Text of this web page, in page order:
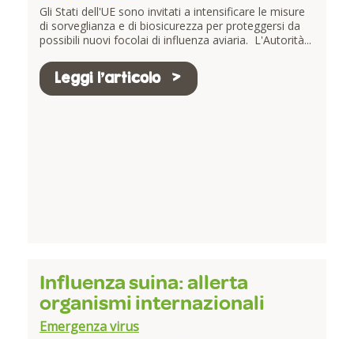
Gli Stati dell'UE sono invitati a intensificare le misure
di sorveglianza e di biosicurezza per proteggersi da
possibili nuovi focolai di influenza aviaria. L'Autorità...
Leggi l'articolo
Influenza suina: allerta
organismi internazionali
Emergenza virus